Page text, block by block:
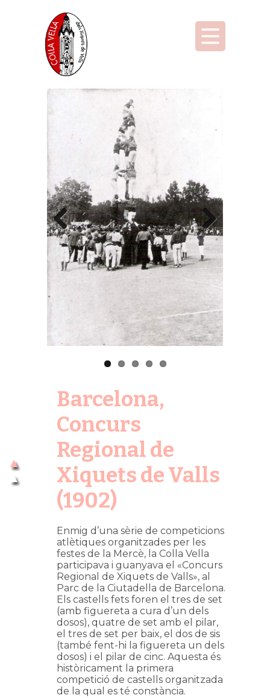
Previous Next
Barcelona,
Concurs
Regional de
Xiquets de Valls
(1902)
Enmig d’una sèrie de competicions
atlètiques organitzades per les
festes de la Mercè, la Colla Vella
participava i guanyava el «Concurs
Regional de Xiquets de Valls», al
Parc de la Ciutadella de Barcelona.
Els castells fets foren el tres de set
(amb figuereta a cura d’un dels
dosos), quatre de set amb el pilar,
el tres de set per baix, el dos de sis
(també fent-hi la figuereta un dels
dosos) i el pilar de cinc. Aquesta és
històricament la primera
competició de castells organitzada
de la qual es té constància.